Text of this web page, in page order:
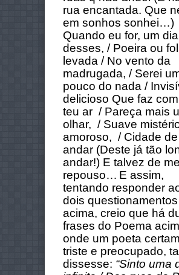
rua encantada. Que
em sonhos sonhei…)
Quando eu for, um dia
desses, / Poeira ou
levada / No vento da
madrugada, / Serei
pouco do nada /
delicioso Que faz
teu ar / Pareça mais
olhar, / Suave
amoroso, / Cidade
andar (Deste já tão
andar!) E talvez de
repouso… E assim,
tentando responder
dois questionamentos
acima, creio que há
frases do Poema
onde um poeta
triste e preocupado,
dissesse: “Sinto uma